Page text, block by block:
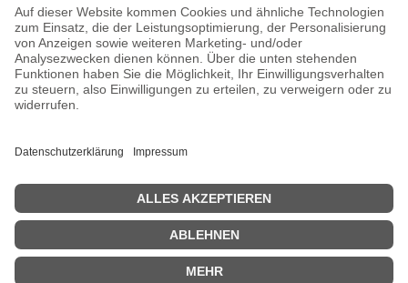
Info zu Elektro- u. Elektronikgeräten
Batterieentsorgung
Informationen zur Echtheit von Kundenbewertungen
© Copyright 2026 Wohnambiente-Shop